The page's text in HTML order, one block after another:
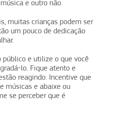
e outro não.
muitas crianças podem ser
um pouco de dedicação
público e utilize o que você
lo. Fique atento e
reagindo. Incentive que
músicas e abaixe ou
se perceber que é